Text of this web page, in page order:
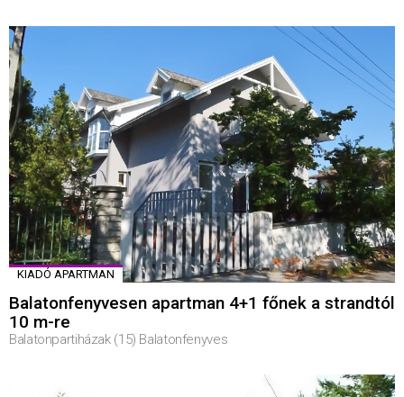
KIADÓ APARTMAN
Balatonfenyvesen apartman 4+1 főnek a strandtól
10 m-re
Balatonpartiházak (15) Balatonfenyves